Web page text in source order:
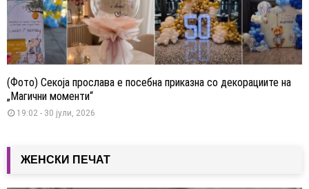
(Фото) Секоја прослава е посебна приказна со декорациите на
„Магични моменти“
19:02 - 30 јули, 2026
ЖЕНСКИ ПЕЧАТ